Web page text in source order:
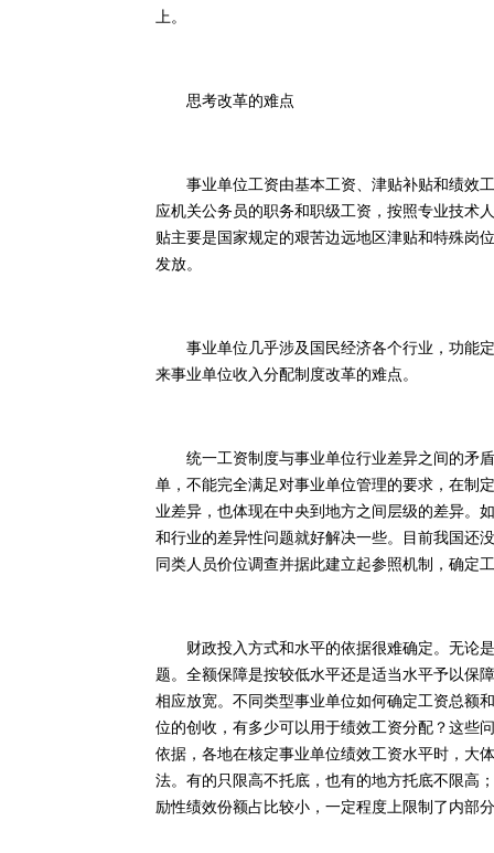
上。
思考改革的难点
事业单位工资由基本工资、津贴补贴和绩效工
应机关公务员的职务和职级工资，按照专业技术
贴主要是国家规定的艰苦边远地区津贴和特殊岗
发放。
事业单位几乎涉及国民经济各个行业，功能定
来事业单位收入分配制度改革的难点。
统一工资制度与事业单位行业差异之间的矛盾
单，不能完全满足对事业单位管理的要求，在制
业差异，也体现在中央到地方之间层级的差异。
和行业的差异性问题就好解决一些。目前我国还
同类人员价位调查并据此建立起参照机制，确定
财政投入方式和水平的依据很难确定。无论是
题。全额保障是按较低水平还是适当水平予以保
相应放宽。不同类型事业单位如何确定工资总额
位的创收，有多少可以用于绩效工资分配？这些
依据，各地在核定事业单位绩效工资水平时，大
法。有的只限高不托底，也有的地方托底不限高
励性绩效份额占比较小，一定程度上限制了内部